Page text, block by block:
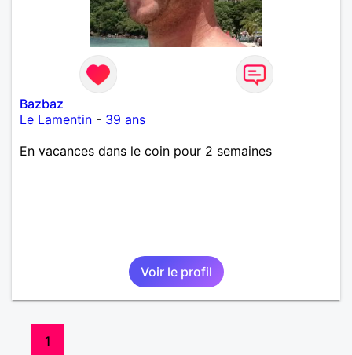
Bazbaz
Le Lamentin - 39 ans
En vacances dans le coin pour 2 semaines
Voir le profil
1